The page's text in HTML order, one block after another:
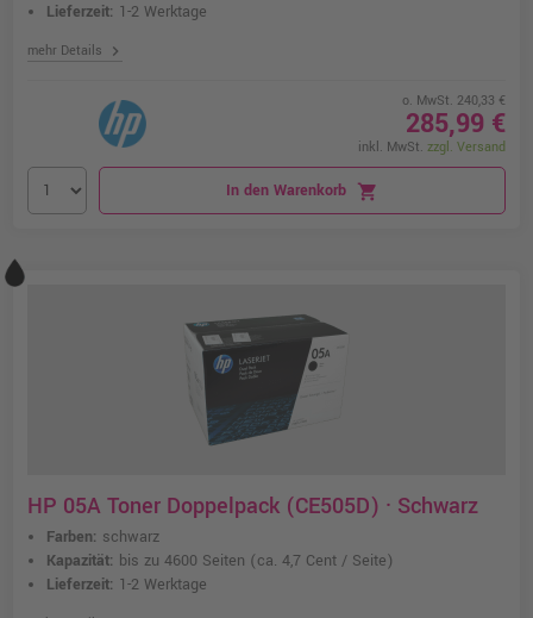
Lieferzeit: 1-2 Werktage
mehr Details chevron_right
o. MwSt. 240,33 €
285,99 €
inkl. MwSt. zzgl. Versand
In den Warenkorb shopping_cart
HP 05A Toner Doppelpack (CE505D) · Schwarz
Farben: schwarz
Kapazität: bis zu 4600 Seiten (ca. 4,7 Cent / Seite)
Lieferzeit: 1-2 Werktage